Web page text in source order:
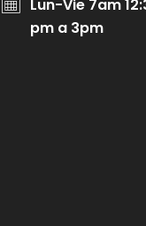
Lun-Vie 7am
pm a 3pm